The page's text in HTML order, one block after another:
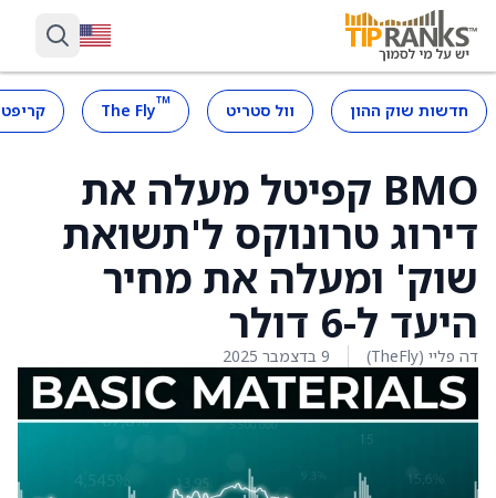
חדשות שוק ההון וול סטריט ™
The Fly
BMO קפיטל מעלה את
דירוג טרונוקס ל'תשואת
שוק' ומעלה את מחיר
היעד ל-6 דולר
דה פליי (TheFly) 9 בדצמבר 2025